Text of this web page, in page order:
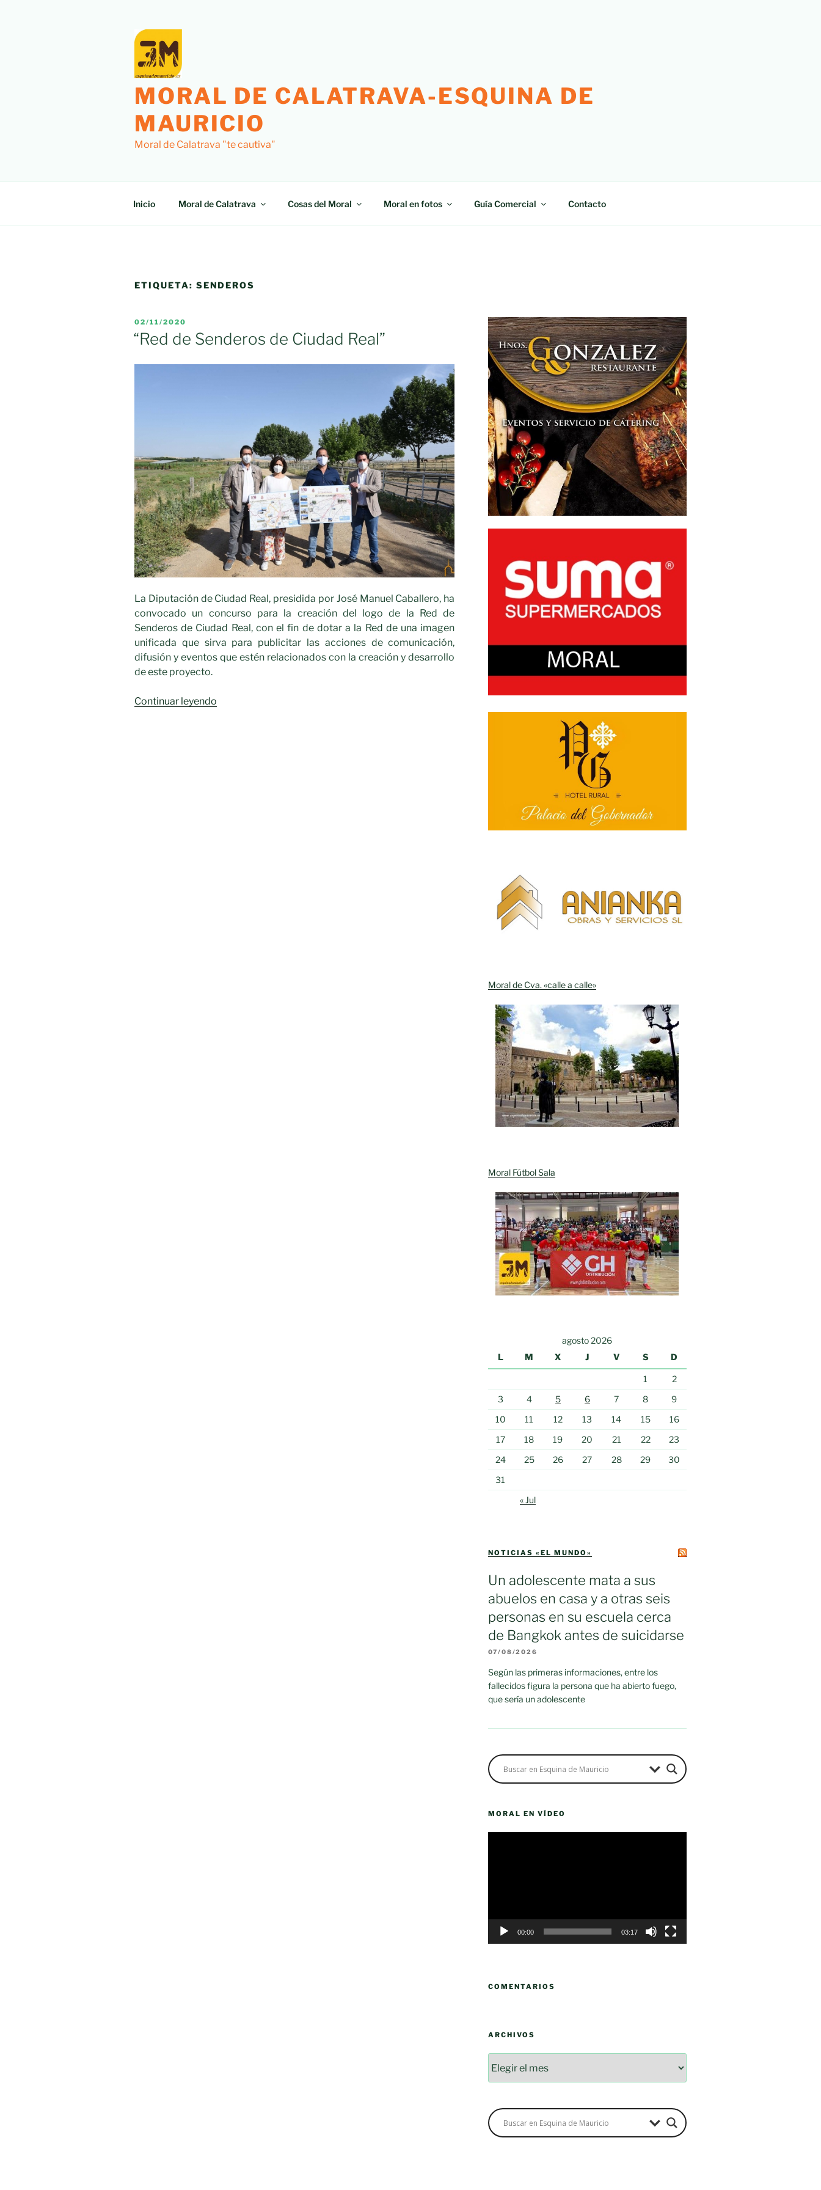
MORAL DE CALATRAVA-ESQUINA DE
MAURICIO
Moral de Calatrava "te cautiva"
Inicio Moral de Calatrava Cosas del Moral Moral en fotos Guía Comercial Contacto
ETIQUETA: SENDEROS
PUBLICADO
EL
02/11/2020
“Red de Senderos de Ciudad Real”
La Diputación de Ciudad Real, presidida por José Manuel Caballero, ha
convocado un concurso para la creación del logo de la Red de
Senderos de Ciudad Real, con el fin de dotar a la Red de una imagen
unificada que sirva para publicitar las acciones de comunicación,
difusión y eventos que estén relacionados con la creación y desarrollo
de este proyecto.
Continuar leyendo
Moral de Cva. «calle a calle»
Moral Fútbol Sala
agosto 2026
L
M X J V S D
1
2
3
4 5 6 7 8
9
10
11 12 13 14 15
16
17
18 19 20 21 22
23
24
25 26 27 28 29
30
31
« Jul
NOTICIAS «EL MUNDO»
Un adolescente mata a sus
abuelos en casa y a otras seis
personas en su escuela cerca
de Bangkok antes de suicidarse
07/08/2026
Según las primeras informaciones, entre los
fallecidos figura la persona que ha abierto fuego,
que sería un adolescente
MORAL EN VÍDEO
00:00 03:17
COMENTARIOS
ARCHIVOS